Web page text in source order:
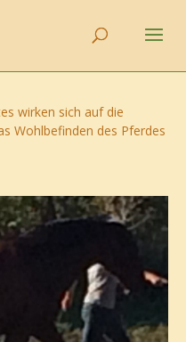
wirken sich auf die
Wohlbefinden des Pferdes